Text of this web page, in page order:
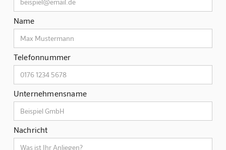
Name
Telefonnummer
Unternehmensname
Nachricht